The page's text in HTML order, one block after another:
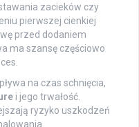
zacieków czy
pierwszej cienkiej
przed dodaniem
ma szansę częściowo
na czas schnięcia,
i jego trwałość.
ryzyko uszkodzeń